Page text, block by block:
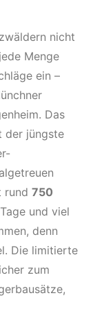
nicht
Menge
ein –
Das
der jüngste
rund 750
und viel
denn
Die limitierte
zum